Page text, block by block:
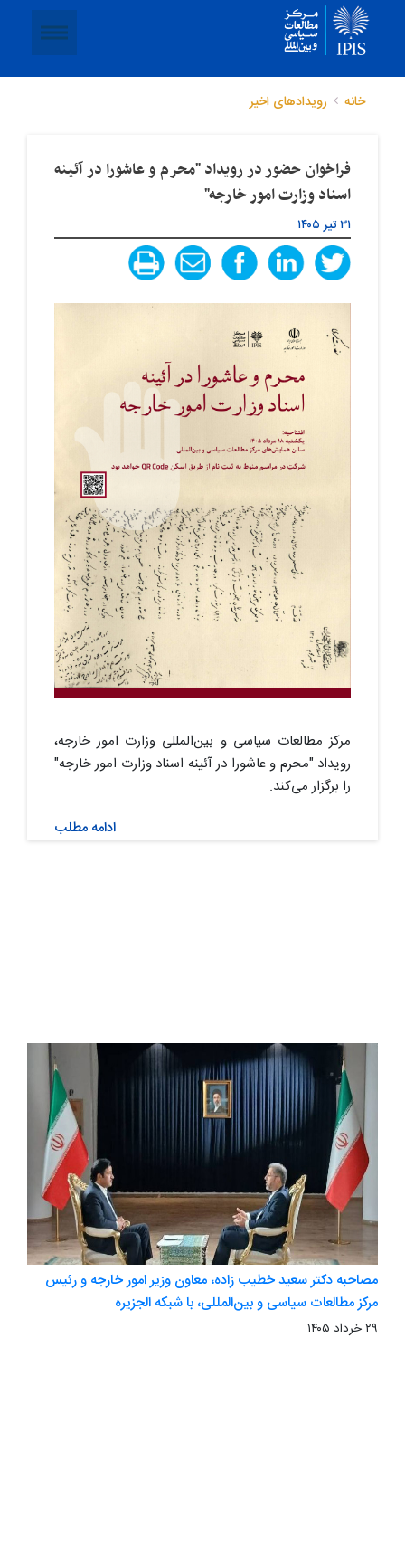
خانه رویدادهای اخیر
فراخوان حضور در رویداد "محرم و عاشورا در آئینه
اسناد وزارت امور خارجه"
۳۱ تیر ۱۴۰۵
مرکز مطالعات سیاسی و بین‌المللی وزارت امور خارجه،
رویداد "محرم و عاشورا در آئینه اسناد وزارت امور خارجه"
را برگزار می‌کند.
ادامه مطلب
مصاحبه دکتر سعید خطیب زاده، معاون وزیر امور خارجه و رئیس
مرکز مطالعات سیاسی و بین‌المللی، با شبکه الجزیره
۲۹ خرداد ۱۴۰۵